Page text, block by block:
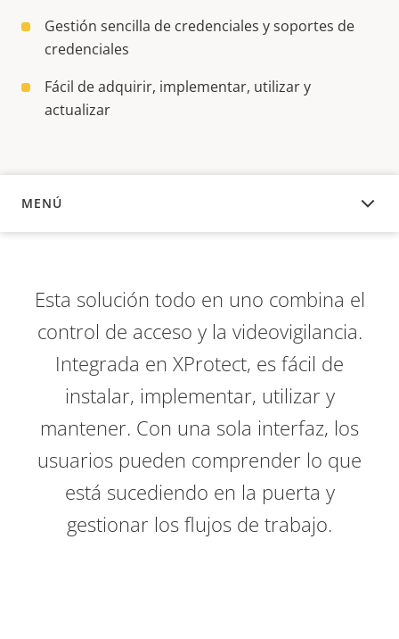
Gestión sencilla de credenciales y soportes de
credenciales
Fácil de adquirir, implementar, utilizar y
actualizar
MENÚ
DESCRIPCIÓN
Esta solución todo en uno combina el
control de acceso y la videovigilancia.
Integrada en XProtect, es fácil de
instalar, implementar, utilizar y
mantener. Con una sola interfaz, los
usuarios pueden comprender lo que
está sucediendo en la puerta y
gestionar los flujos de trabajo.